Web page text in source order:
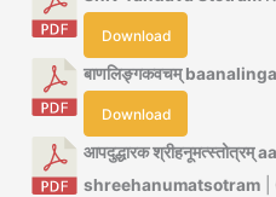
Download
बाणलिङ्गकवचम्
Download
आपदुद्धारक
shreehanumatsotram